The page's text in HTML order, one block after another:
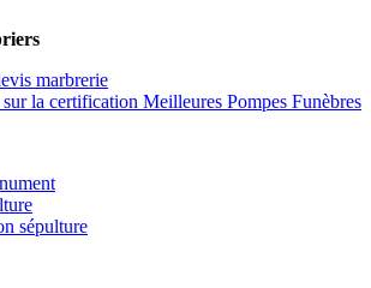
marbrerie
la certification Meilleures Pompes Funèbres
sépulture